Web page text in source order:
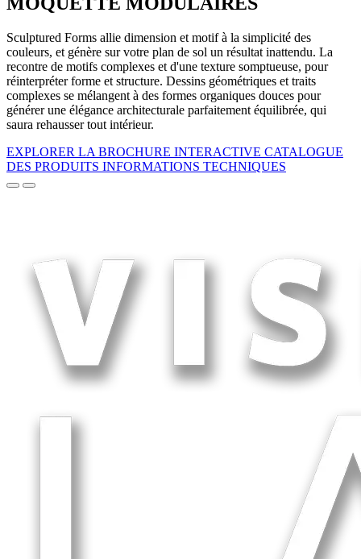
Sculptured Forms allie dimension et motif à la simplicité des
couleurs, et génère sur votre plan de sol un résultat inattendu. La
recontre de motifs complexes et d'une texture somptueuse, pour
réinterpréter forme et structure. Dessins géométriques et traits
complexes se mélangent à des formes organiques douces pour
générer une élégance architecturale parfaitement équilibrée, qui
saura rehausser tout intérieur.
EXPLORER LA BROCHURE INTERACTIVE CATALOGUE
DES PRODUITS INFORMATIONS TECHNIQUES